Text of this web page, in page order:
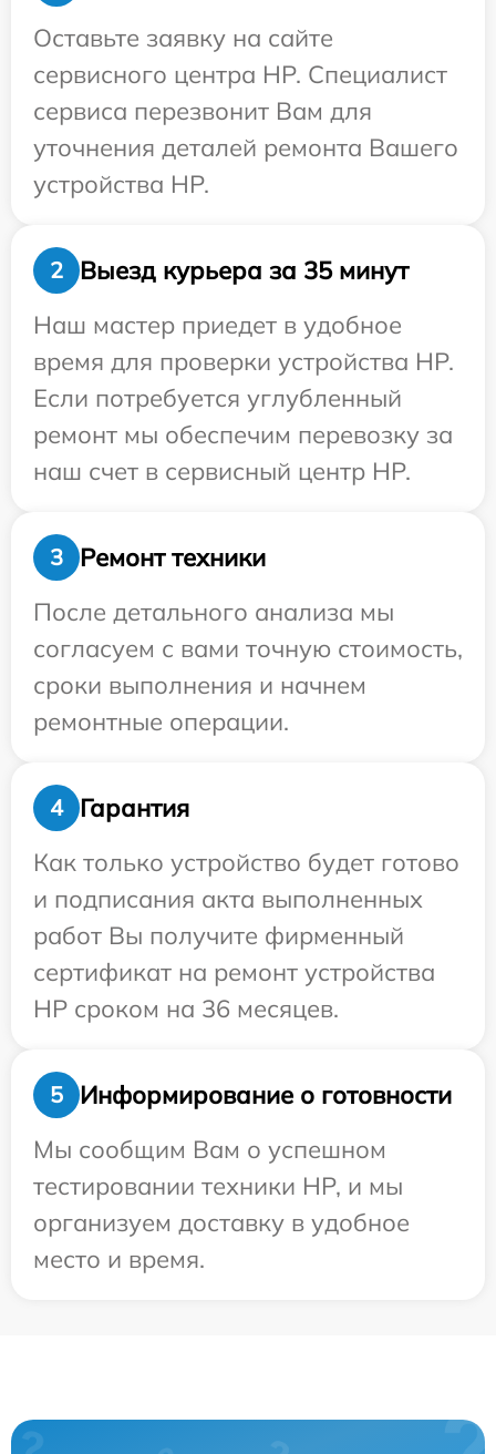
Оставьте заявку на сайте
сервисного центра HP. Специалист
сервиса перезвонит Вам для
уточнения деталей ремонта Вашего
устройства HP.
2
Выезд курьера за 35 минут
Наш мастер приедет в удобное
время для проверки устройства HP.
Если потребуется углубленный
ремонт мы обеспечим перевозку за
наш счет в сервисный центр HP.
3
Ремонт техники
После детального анализа мы
согласуем с вами точную стоимость,
сроки выполнения и начнем
ремонтные операции.
4
Гарантия
Как только устройство будет готово
и подписания акта выполненных
работ Вы получите фирменный
сертификат на ремонт устройства
HP сроком на 36 месяцев.
5
Информирование о готовности
Мы сообщим Вам о успешном
тестировании техники HP, и мы
организуем доставку в удобное
место и время.